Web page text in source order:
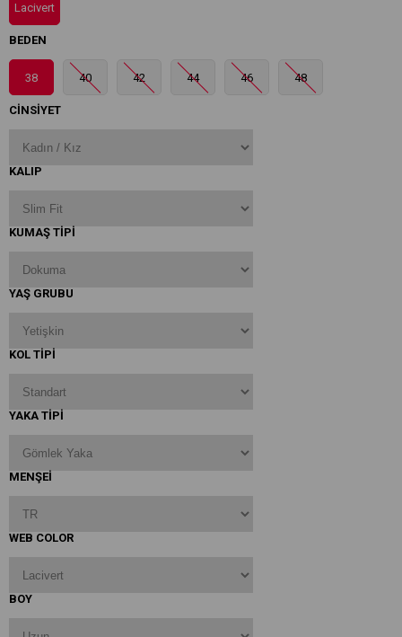
Lacivert
BEDEN
38 40 42 44 46 48
CINSIYET
KALIP
KUMAŞ TIPI
YAŞ GRUBU
KOL TIPI
YAKA TIPI
MENŞEİ
WEB COLOR
BOY